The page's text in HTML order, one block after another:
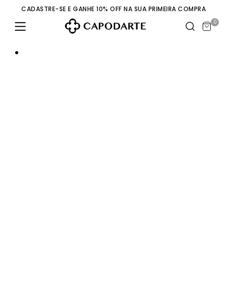
CADASTRE-SE E GANHE 10% OFF NA SUA PRIMEIRA COMPRA
0